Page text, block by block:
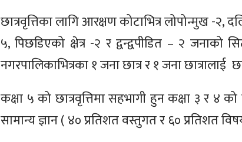
छात्रवृत्तिका लागि आरक्षण कोटाभित्र लोपोन्मुख -२,
५,पिछडिएको क्षेत्र -२ र द्वन्द्वपीडित – २ जनाको
नगरपालिकाभित्रका १ जना छात्र र १ जना छात्रालाई
कक्षा ५ को छात्रवृत्तिमा सहभागी हुन कक्षा ३ र ४ को
सामान्य ज्ञान ( ४० प्रतिशत वस्तुगत र ६० प्रतिशत